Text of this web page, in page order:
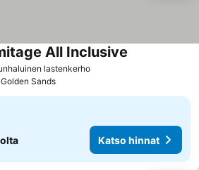
lastenkerhoKatso hinnat
All Inclusive
Golden Sands
Katso hinnat